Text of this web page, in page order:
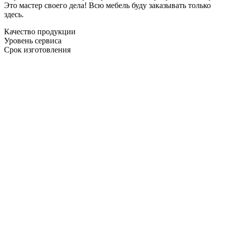
Это мастер своего дела! Всю мебель буду заказывать только
здесь.
Качество продукции
Уровень сервиса
Срок изготовления